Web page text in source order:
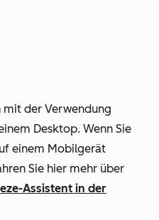
mit der Verwendung
Desktop. Wenn Sie
einem Mobilgerät
Sie hier mehr über
Assistent in der